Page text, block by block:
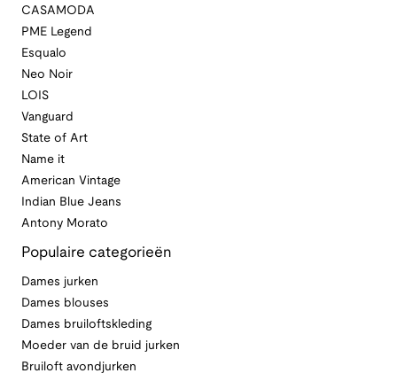
CASAMODA
PME Legend
Esqualo
Neo Noir
LOIS
Vanguard
State of Art
Name it
American Vintage
Indian Blue Jeans
Antony Morato
Populaire categorieën
Dames jurken
Dames blouses
Dames bruiloftskleding
Moeder van de bruid jurken
Bruiloft avondjurken